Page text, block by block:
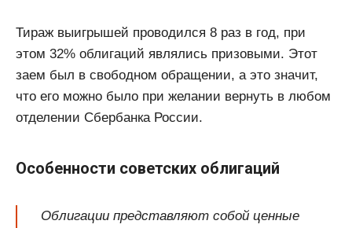
Тираж выигрышей проводился 8 раз в год, при
этом 32% облигаций являлись призовыми. Этот
заем был в свободном обращении, а это значит,
что его можно было при желании вернуть в любом
отделении Сбербанка России.
Особенности советских облигаций
Облигации представляют собой ценные